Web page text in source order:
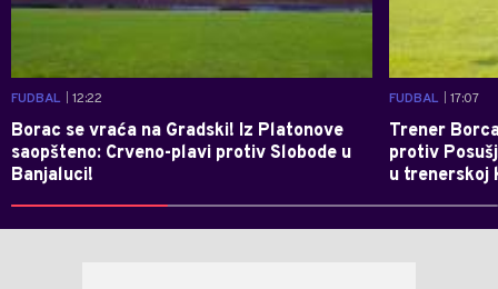
FUDBAL | 12:22
Borac se vraća na Gradski! Iz Platonove
saopšteno: Crveno-plavi protiv Slobode u
Banjaluci!
FUDBAL | 17:07
Trener
protiv
u trenerskoj